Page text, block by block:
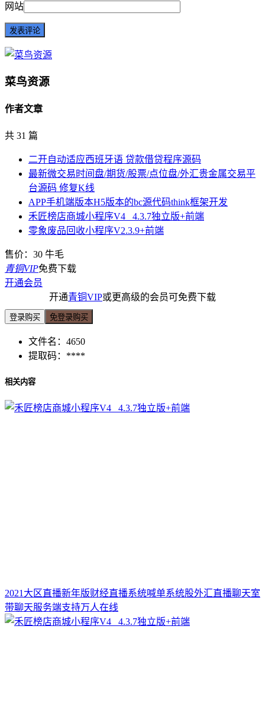
网站
菜鸟资源
作者文章
共 31 篇
二开自动适应西班牙语 贷款借贷程序源码
最新微交易时间盘/期货/股票/点位盘/外汇贵金属交易平
台源码 修复K线
APP手机端版本H5版本的bc源代码think框架开发
禾匠榜店商城小程序V4 _4.3.7独立版+前端
零象废品回收小程序V2.3.9+前端
售价： 30 牛毛
青铜VIP免费下载
开通会员
开通青铜VIP或更高级的会员可免费下载
登录购买 免登录购买
文件名： 4650
提取码： ****
相关内容
2021大区直播新年版财经直播系统喊单系统股外汇直播聊天室
带聊天服务端支持万人在线